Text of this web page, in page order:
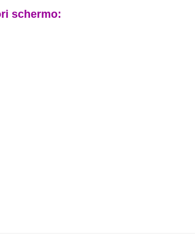
schermo: